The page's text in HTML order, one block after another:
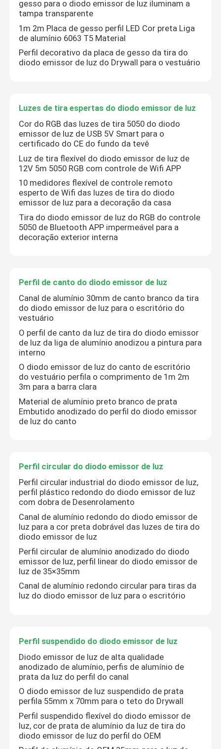
Casa
Produtos
Sobre nós
Excursão da fábrica
Controle da qualidade
Perfil montado de superfície do diodo emissor de luz
Perfis Embutido do diodo emissor de luz
gesso para o diodo emissor de luz iluminam a
tampa transparente
1m 2m Placa de gesso perfil LED Cor preta Liga
de alumínio 6063 T5 Material
Perfil decorativo da placa de gesso da tira do
diodo emissor de luz do Drywall para o vestuário
Luzes de tira espertas do diodo emissor de luz
Cor do RGB das luzes de tira 5050 do diodo
emissor de luz de USB 5V Smart para o
certificado do CE do fundo da tevê
Luz de tira flexível do diodo emissor de luz de
12V 5m 5050 RGB com controle de Wifi APP
10 medidores flexível de controle remoto
esperto de Wifi das luzes de tira do diodo
emissor de luz para a decoração da casa
Tira do diodo emissor de luz do RGB do controle
5050 de Bluetooth APP impermeável para a
decoração exterior interna
Perfil de canto do diodo emissor de luz
Canal de alumínio 30mm de canto branco da tira
do diodo emissor de luz para o escritório do
vestuário
O perfil de canto da luz de tira do diodo emissor
de luz da liga de alumínio anodizou a pintura para
interno
O diodo emissor de luz do canto de escritório
do vestuário perfila o comprimento de 1m 2m
3m para a barra clara
Material de alumínio preto branco de prata
Embutido anodizado do perfil do diodo emissor
de luz do canto
Perfil circular do diodo emissor de luz
Perfil circular industrial do diodo emissor de luz,
perfil plástico redondo do diodo emissor de luz
com dobra de Desenrolamento
Canal de alumínio redondo do diodo emissor de
luz para a cor preta dobrável das luzes de tira do
diodo emissor de luz
Perfil circular de alumínio anodizado do diodo
emissor de luz, perfil linear do diodo emissor de
luz de 35×35mm
Canal de alumínio redondo circular para tiras da
luz do diodo emissor de luz para o escritório
Perfil suspendido do diodo emissor de luz
Diodo emissor de luz de alta qualidade
anodizado de alumínio, perfis de alumínio de
prata da luz do perfil do canal
O diodo emissor de luz suspendido de prata
perfila 55mm x 70mm para o teto do Drywall
Perfil suspendido flexível do diodo emissor de
luz, cor de prata de alumínio da luz de tira do
diodo emissor de luz do perfil do OEM